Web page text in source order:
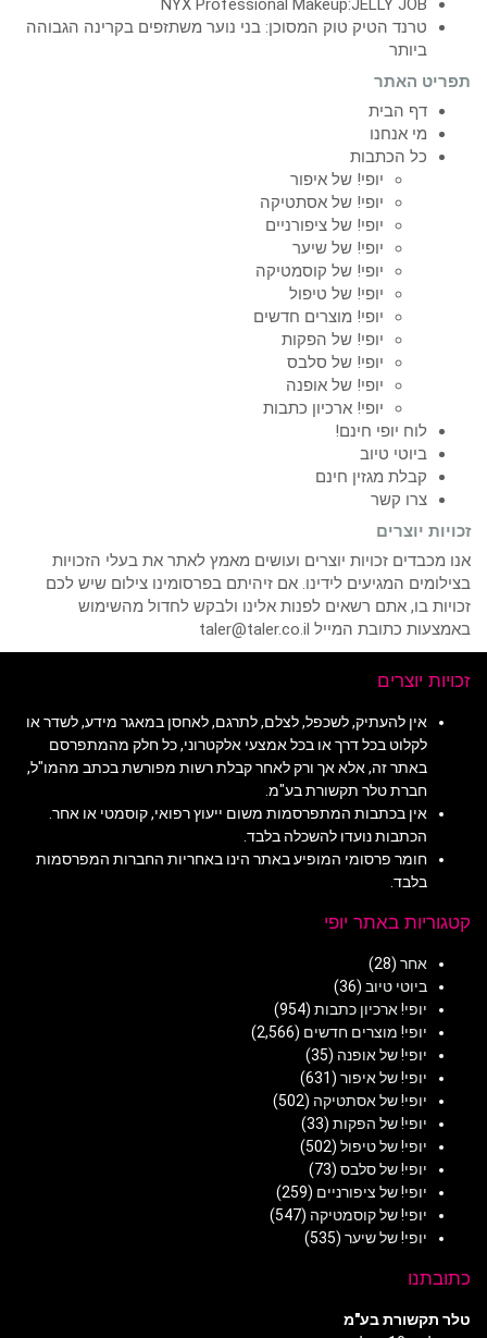
טרנד הטיק טוק המסוכן: בני נוער משתזפים בקרינה הגבוהה
ביותר
תפריט האתר
דף הבית
מי אנחנו
כל הכתבות
יופי! של איפור
יופי! של אסתטיקה
יופי! של ציפורניים
יופי! של שיער
יופי! של קוסמטיקה
יופי! של טיפול
יופי! מוצרים חדשים
יופי! של הפקות
יופי! של סלבס
יופי! של אופנה
יופי! ארכיון כתבות
לוח יופי חינם!
ביוטי טיוב
קבלת מגזין חינם
צרו קשר
זכויות יוצרים
אנו מכבדים זכויות יוצרים ועושים מאמץ לאתר את בעלי הזכויות
בצילומים המגיעים לידינו. אם זיהיתם בפרסומינו צילום שיש לכם
זכויות בו, אתם רשאים לפנות אלינו ולבקש לחדול מהשימוש
באמצעות כתובת המייל taler@taler.co.il
זכויות יוצרים
אין להעתיק, לשכפל, לצלם, לתרגם, לאחסן במאגר מידע, לשדר או
לקלוט בכל דרך או בכל אמצעי אלקטרוני, כל חלק מהמתפרסם
באתר זה, אלא אך ורק לאחר קבלת רשות מפורשת בכתב מהמו"ל,
חברת טלר תקשורת בע"מ.
אין בכתבות המתפרסמות משום ייעוץ רפואי, קוסמטי או אחר.
הכתבות נועדו להשכלה בלבד.
חומר פרסומי המופיע באתר הינו באחריות החברות המפרסמות
בלבד.
קטגוריות באתר יופי
אחר (28)
ביוטי טיוב (36)
יופי! ארכיון כתבות (954)
יופי! מוצרים חדשים (2,566)
יופי! של אופנה (35)
יופי! של איפור (631)
יופי! של אסתטיקה (502)
יופי! של הפקות (33)
יופי! של טיפול (502)
יופי! של סלבס (73)
יופי! של ציפורניים (259)
יופי! של קוסמטיקה (547)
יופי! של שיער (535)
כתובתנו
טלר תקשורת בע"מ